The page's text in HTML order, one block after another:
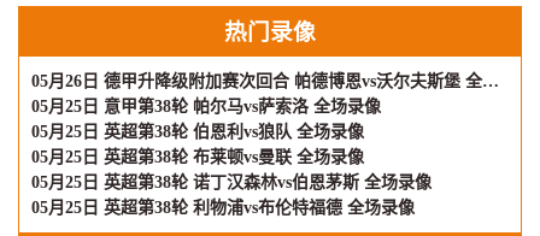
热门录像
05月26日 德甲升降级附加赛次回合 帕德博恩vs沃尔夫斯堡 全场录像
05月25日 意甲第38轮 帕尔马vs萨索洛 全场录像
05月25日 英超第38轮 伯恩利vs狼队 全场录像
05月25日 英超第38轮 布莱顿vs曼联 全场录像
05月25日 英超第38轮 诺丁汉森林vs伯恩茅斯 全场录像
05月25日 英超第38轮 利物浦vs布伦特福德 全场录像